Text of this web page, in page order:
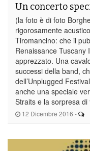
12 Dicembre 2016 -
Un concerto
(la foto è di foto
rigorosamente
Tiromancino: che il
Renaissance Tuscany
apprezzato. Una
successi della band,
dell’Unplugged
anche una speciale
Straits e la sorpresa di